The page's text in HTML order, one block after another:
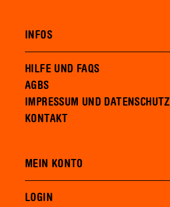
INFOS
HILFE UND FAQS
AGBS
IMPRESSUM UND DATENSCHUTZ
KONTAKT
MEIN KONTO
LOGIN